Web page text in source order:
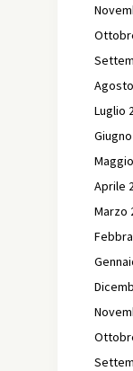
Luglio
Aprile
Marzo